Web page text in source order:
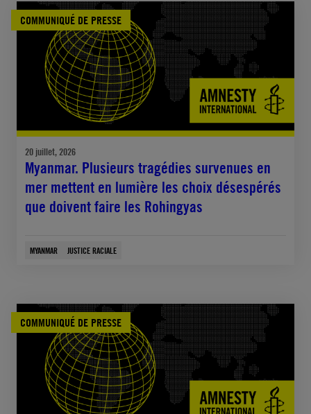
COMMUNIQUÉ DE PRESSE
20 juillet, 2026
Myanmar. Plusieurs tragédies survenues en
mer mettent en lumière les choix désespérés
que doivent faire les Rohingyas
MYANMAR JUSTICE RACIALE
COMMUNIQUÉ DE PRESSE